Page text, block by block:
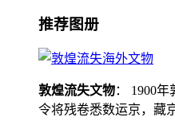
推荐图册
敦煌流失文物： 1900
令将残卷悉数运京，藏